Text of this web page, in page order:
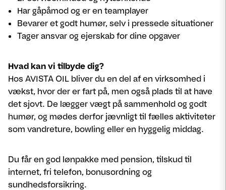
Har gåpåmod og er en teamplayer
Bevarer et godt humør, selv i pressede situationer
Tager ansvar og ejerskab for dine opgaver
Hvad kan vi tilbyde dig?
Hos AVISTA OIL bliver du en del af en virksomhed i
vækst, hvor der er fart på, men også plads til at have
det sjovt. De lægger vægt på sammenhold og godt
humør, og mødes derfor jævnligt til fælles aktiviteter
som vandreture, bowling eller en hyggelig middag.
Du får en god lønpakke med pension, tilskud til
internet, fri telefon, bonusordning og
sundhedsforsikring.